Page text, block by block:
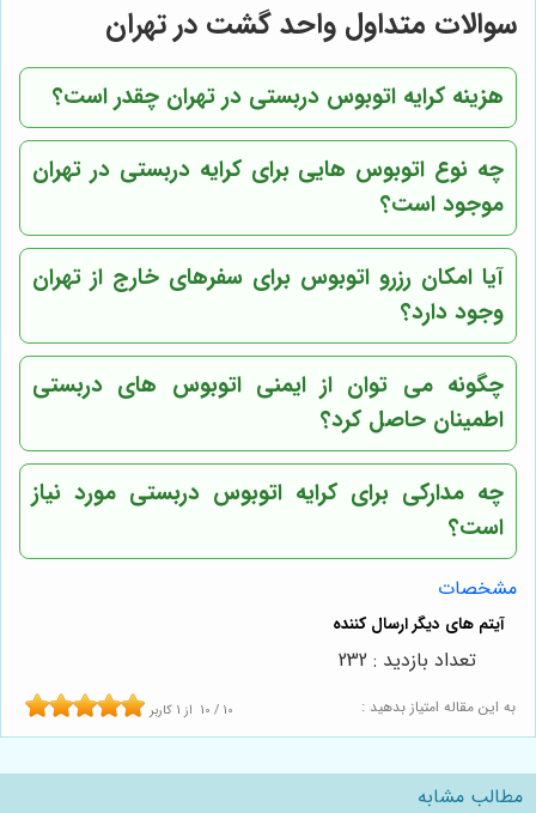
سوالات متداول واحد گشت در تهران
هزینه کرایه اتوبوس دربستی در تهران چقدر است؟
چه نوع اتوبوس هایی برای کرایه دربستی در تهران
موجود است؟
آیا امکان رزرو اتوبوس برای سفرهای خارج از تهران
وجود دارد؟
چگونه می توان از ایمنی اتوبوس های دربستی
اطمینان حاصل کرد؟
چه مدارکی برای کرایه اتوبوس دربستی مورد نیاز
است؟
مشخصات
به این مقاله امتیاز بدهید : 10 / 10 از 1 کاربر
تعداد بازدید : 232
مطالب مشابه